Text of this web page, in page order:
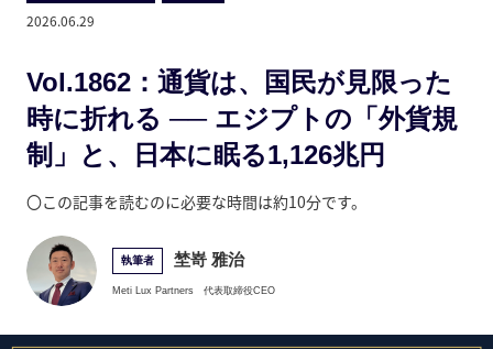
2026.06.29
Vol.1862：通貨は、国民が見限った
時に折れる ── エジプトの「外貨規
制」と、日本に眠る1,126兆円
〇この記事を読むのに必要な時間は約10分です。
執筆者 埜嵜 雅治
Meti Lux Partners 代表取締役CEO